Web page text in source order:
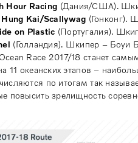
Hour Racing (Дания/США).
Hung Kai/Scallywag (Гонконг).
on Plastic (Португалия).
(Голландия). Шкипер – Боуи
Race 2017/18 станет
11 океанских этапов –
по итогам так
повысить зрелищность